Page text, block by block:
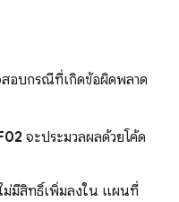
สอบกรณีที่เกิดข้อผิดพลาด
จะประมวลผลด้วยโค้ด
ม่มีสิทธิ์เพิ่มลงใน แผนที่